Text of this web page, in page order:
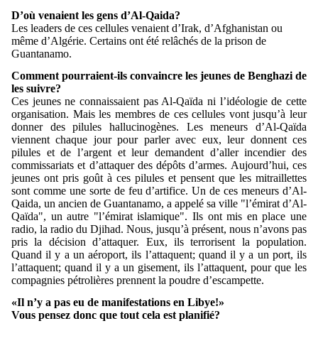
D’où venaient les gens d’Al-Qaida?
Les leaders de ces cellules venaient d’Irak, d’Afghanistan ou
même d’Algérie. Certains ont été relâchés de la prison de
Guantanamo.
Comment pourraient-ils convaincre les jeunes de Benghazi de
les suivre?
Ces jeunes ne connaissaient pas Al-Qaïda ni l’idéologie de cette
organisation. Mais les membres de ces cellules vont jusqu’à leur
donner des pilules hallucinogènes. Les meneurs d’Al-Qaïda
viennent chaque jour pour parler avec eux, leur donnent ces
pilules et de l’argent et leur demandent d’aller incendier des
commissariats et d’attaquer des dépôts d’armes. Aujourd’hui, ces
jeunes ont pris goût à ces pilules et pensent que les mitraillettes
sont comme une sorte de feu d’artifice. Un de ces meneurs d’Al-
Qaida, un ancien de Guantanamo, a appelé sa ville "l’émirat d’Al-
Qaïda", un autre "l’émirat islamique". Ils ont mis en place une
radio, la radio du Djihad. Nous, jusqu’à présent, nous n’avons pas
pris la décision d’attaquer. Eux, ils terrorisent la population.
Quand il y a un aéroport, ils l’attaquent; quand il y a un port, ils
l’attaquent; quand il y a un gisement, ils l’attaquent, pour que les
compagnies pétrolières prennent la poudre d’escampette.
«Il n’y a pas eu de manifestations en Libye!»
Vous pensez donc que tout cela est planifié?